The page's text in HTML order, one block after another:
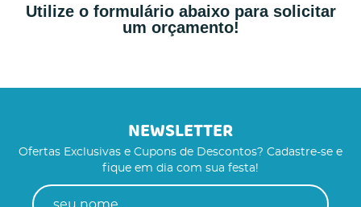
Utilize o formulário abaixo para solicitar
um orçamento!
NEWSLETTER
Ofertas Exclusivas e Cupons de Descontos? Cadastre-se e
fique em dia com sua festa!